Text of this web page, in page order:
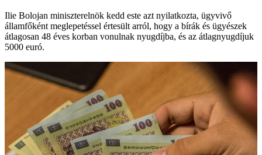
Ilie Bolojan miniszterelnök kedd este azt nyilatkozta, ügyvivő
államfőként meglepetéssel értesült arról, hogy a bírák és ügyészek
átlagosan 48 éves korban vonulnak nyugdíjba, és az átlagnyugdíjuk
5000 euró.